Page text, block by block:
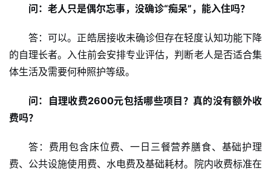
乐
综
房
具
问：老人只是偶尔忘事，没确诊“痴呆”，能入住吗？
答：可以。正皓居接收未确诊但存在轻度认知功能下降
的自理长者。入住前会安排专业评估，判断老人是否适合集
体生活及需要何种照护等级。
问：自理收费2600元包括哪些项目？真的没有额外收
费吗？
答：费用包含床位费、一日三餐营养膳食、基础护理
费、公共设施使用费、水电费及基础耗材。院内收费标准在